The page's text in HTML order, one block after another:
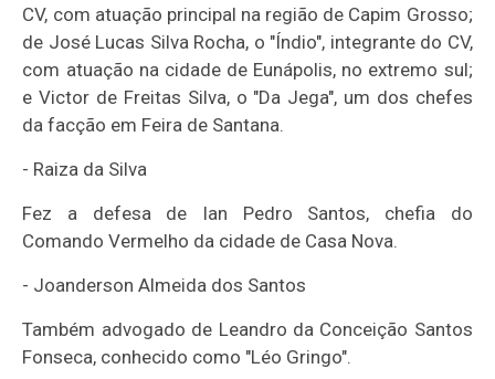
CV, com atuação principal na região de Capim Grosso;
de José Lucas Silva Rocha, o "Índio", integrante do CV,
com atuação na cidade de Eunápolis, no extremo sul;
e Victor de Freitas Silva, o "Da Jega", um dos chefes
da facção em Feira de Santana.
- Raiza da Silva
Fez a defesa de Ian Pedro Santos, chefia do
Comando Vermelho da cidade de Casa Nova.
- Joanderson Almeida dos Santos
Também advogado de Leandro da Conceição Santos
Fonseca, conhecido como "Léo Gringo".